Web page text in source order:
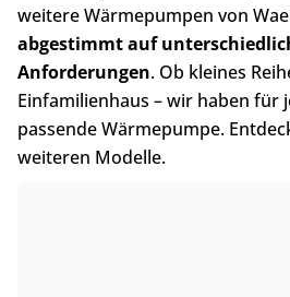
weitere Wärmepumpen von
abgestimmt auf
Anforderungen. Ob kleines
Einfamilienhaus – wir haben für
passende Wärmepumpe.
weiteren Modelle.